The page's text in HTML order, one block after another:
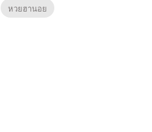
หวยฮานอย